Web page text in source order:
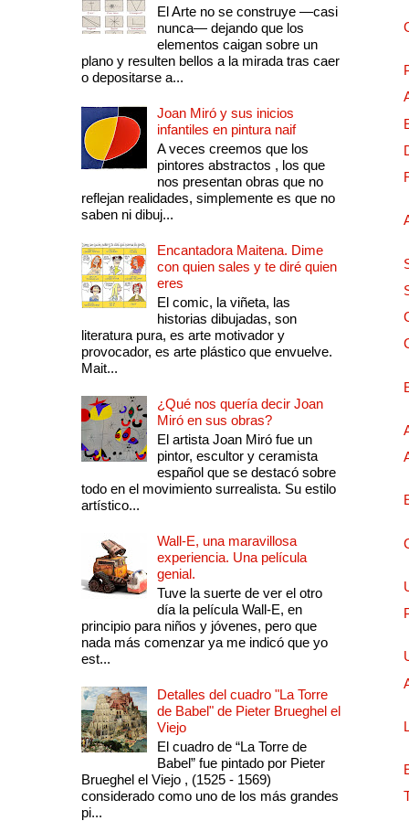
El Arte no se construye —casi
nunca— dejando que los
elementos caigan sobre un
plano y resulten bellos a la mirada tras caer
o depositarse a...
Joan Miró y sus inicios
infantiles en pintura naif
A veces creemos que los
pintores abstractos , los que
nos presentan obras que no
reflejan realidades, simplemente es que no
saben ni dibuj...
Encantadora Maitena. Dime
con quien sales y te diré quien
eres
El comic, la viñeta, las
historias dibujadas, son
literatura pura, es arte motivador y
provocador, es arte plástico que envuelve.
Mait...
¿Qué nos quería decir Joan
Miró en sus obras?
El artista Joan Miró fue un
pintor, escultor y ceramista
español que se destacó sobre
todo en el movimiento surrealista. Su estilo
artístico...
Wall-E, una maravillosa
experiencia. Una película
genial.
Tuve la suerte de ver el otro
día la película Wall-E, en
principio para niños y jóvenes, pero que
nada más comenzar ya me indicó que yo
est...
Detalles del cuadro "La Torre
de Babel" de Pieter Brueghel el
Viejo
El cuadro de “La Torre de
Babel” fue pintado por Pieter
Brueghel el Viejo , (1525 - 1569)
considerado como uno de los más grandes
pi...